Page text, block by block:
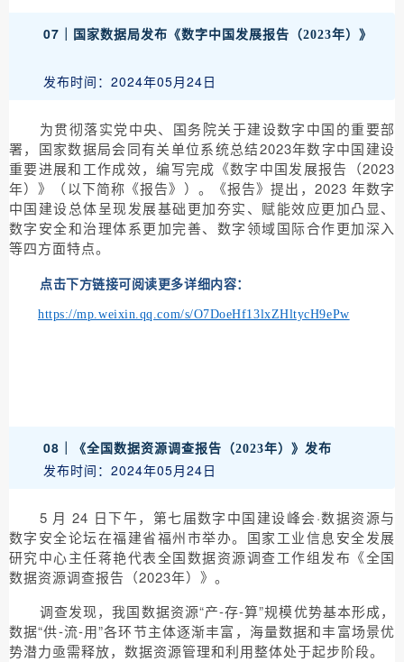
07｜ 国家数据局发布《数字中国发展报告（2023年）》
发布时间：2024年05月24日
为贯彻落实党中央、国务院关于建设数字中国的重要部
署，国家数据局会同有关单位系统总结2023年数字中国建设
重要进展和工作成效，编写完成《数字中国发展报告（2023
年）》（以下简称《报告》）。《报告》提出，2023 年数字
中国建设总体呈现发展基础更加夯实、赋能效应更加凸显、
数字安全和治理体系更加完善、数字领域国际合作更加深入
等四方面特点。
点击下方链接可阅读更多详细内容：
https://mp.weixin.qq.com/s/O7DoeHf13lxZHltycH9ePw
08｜ 《全国数据资源调查报告（2023年）》发布
发布时间：2024年05月24日
5 月 24 日下午，第七届数字中国建设峰会·数据资源与
数字安全论坛在福建省福州市举办。国家工业信息安全发展
研究中心主任蒋艳代表全国数据资源调查工作组发布《全国
数据资源调查报告（2023年）》。
调查发现，我国数据资源“产-存-算”规模优势基本形成，
数据“供-流-用”各环节主体逐渐丰富，海量数据和丰富场景优
势潜力亟需释放，数据资源管理和利用整体处于起步阶段。